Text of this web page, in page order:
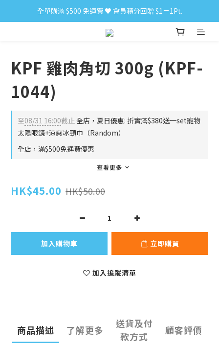
小食購滿 $300 順豐免運費 ‼
全單購滿 $500 免運費 ♥︎ 會員積分回贈 $1＝1Pt.
小食購滿 $300 順豐免運費 ‼
KPF 雞肉角切 300g (KPF-
1044)
至08/31 16:00截止全店，夏日優惠: 折實滿$380送一set寵物
太陽眼鏡+涼爽冰頸巾（Random）
全店，滿$500免運費優惠
查看更多
HK$45.00 HK$50.00
加入購物車 立即購買
加入追蹤清單
商品描述 了解更多
送貨及付
款方式
顧客評價